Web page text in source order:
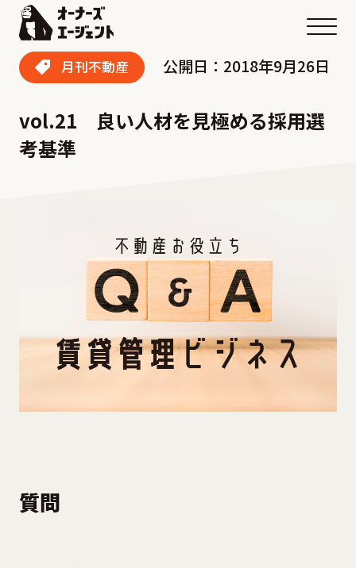
メニ
月刊不動産
公開日：2018年9月26日
vol.21 良い人材を見極める採用選
考基準
質問